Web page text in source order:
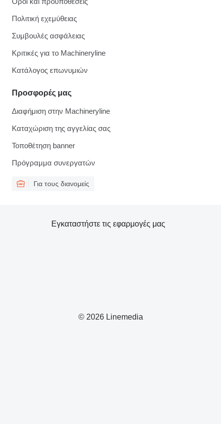
Πολιτική εχεμύθειας
Συμβουλές ασφάλειας
Κριτικές για το Machineryline
Κατάλογος επωνυμιών
Προσφορές μας
Διαφήμιση στην Machineryline
Καταχώριση της αγγελίας σας
Τοποθέτηση banner
Πρόγραμμα συνεργατών
Για τους διανομείς
© 2026 Linemedia
Εγκαταστήστε τις εφαρμογές μας